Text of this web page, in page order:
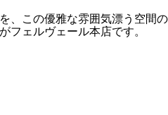
、この優雅な雰囲気漂う空間の
フェルヴェール本店です。